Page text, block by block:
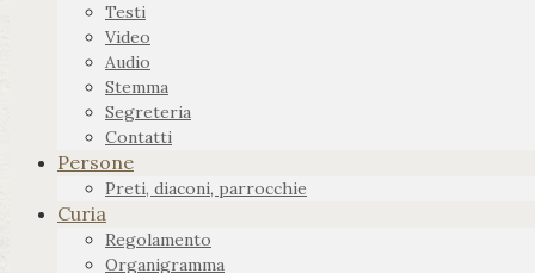
Testi
Video
Audio
Stemma
Segreteria
Contatti
Persone
Preti, diaconi, parrocchie
Curia
Regolamento
Organigramma